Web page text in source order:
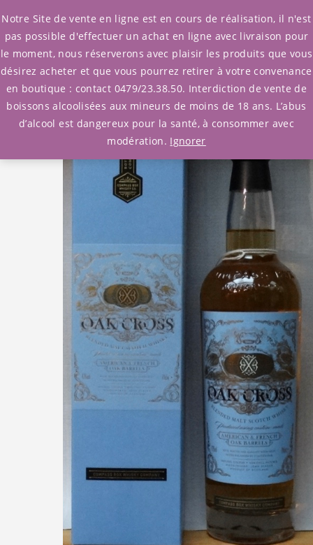
0
Accueil/Whisky / whisky Oak Cross Compass Box
Notre Site de vente en ligne est en cours de réalisation, il n'est
pas possible d'effectuer un achat en ligne avec livraison pour
le moment, nous réserverons avec plaisir les produits que vous
désirez acheter et que vous pourrez retirer à votre convenance
en boutique : contact 0479/23.38.50. Interdiction de vente de
boissons alcoolisées aux mineurs de moins de 18 ans. L’abus
d’alcool est dangereux pour la santé, à consommer avec
modération. Ignorer